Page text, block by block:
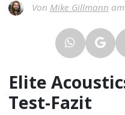
Von Mike Gillmann
Elite
Test-Fazit